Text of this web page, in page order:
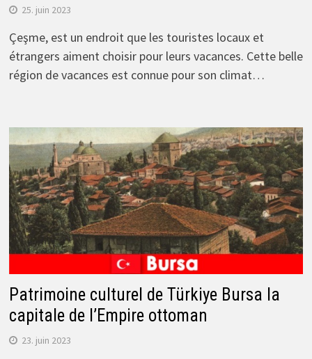
25. juin 2023
Çeşme, est un endroit que les touristes locaux et
étrangers aiment choisir pour leurs vacances. Cette belle
région de vacances est connue pour son climat…
Patrimoine culturel de Türkiye Bursa la
capitale de l’Empire ottoman
23. juin 2023